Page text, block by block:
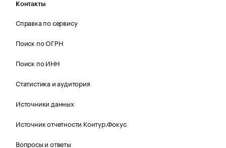
Контакты
Справка по сервису
Поиск по ОГРН
Поиск по ИНН
Статистика и аудитория
Источники данных
Источник отчетности Контур.Фокус
Вопросы и ответы